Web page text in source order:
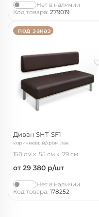
Нет в наличии
Код товара: 279019
под заказ
Диван SHT-SF1
коричневый/хром лак
150 см 55 см 79 см
от 29 380 р/шт
Нет в наличии
Код товара: 178252